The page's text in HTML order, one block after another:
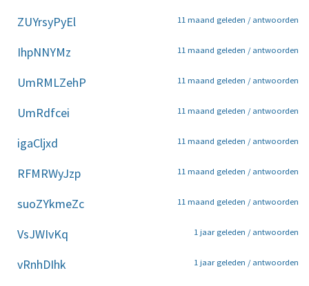
ZUYrsyPyEl 11 maand geleden / antwoorden
IhpNNYMz 11 maand geleden / antwoorden
UmRMLZehP 11 maand geleden / antwoorden
UmRdfcei 11 maand geleden / antwoorden
igaCljxd 11 maand geleden / antwoorden
RFMRWyJzp 11 maand geleden / antwoorden
suoZYkmeZc 11 maand geleden / antwoorden
VsJWIvKq 1 jaar geleden / antwoorden
vRnhDIhk 1 jaar geleden / antwoorden